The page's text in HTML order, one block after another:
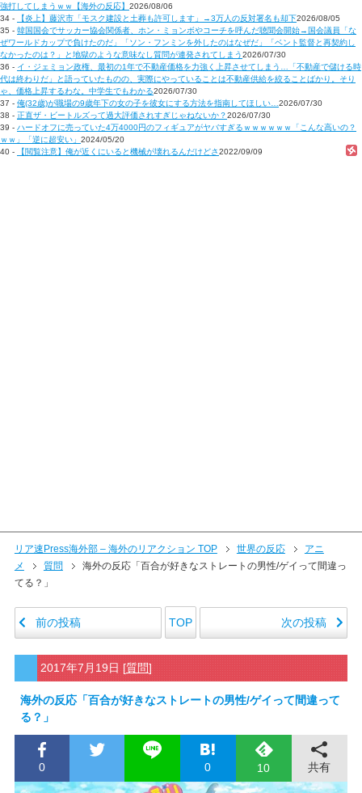
強打してしまうｗｗ【海外の反応】 2026/08/06
34 -
【炎上】藤沢市「モスク建設と土葬も許可します」→3万人の反対署名も却下2026/08/05
35 - 韓国国会でサッカー協会関係者、ホン・ミョンボやコーチを呼んだ聴聞会開始→国会議員「な
ぜワールドカップで負けたのだ」「ソン・フンミンを外したのはなぜだ」「ベント監督と再契約し
なかったのは？」と地獄のような意味なし質問が連発されてしまう2026/07/30
36 - イ・ジェミョン政権、最初の1年で不動産価格を力強く上昇させてしまう…「不動産で儲ける時
代は終わりだ」と語っていたものの、実際にやっていることは不動産供給を絞ることばかり。そり
ゃ、価格上昇するわな。中学生でもわかる2026/07/30
37 - 俺(32歳)が職場の9歳年下の女の子を彼女にする方法を指南してほしい…2026/07/30
38 - 正直ザ・ビートルズって過大評価されすぎじゃねないか？2026/07/30
39 - ハードオフに売っていた4万4000円のフィギュアがヤバすぎるｗｗｗｗｗｗ「こんな高いの？
ｗｗ」「逆に超安い」 2024/05/20
40 -
【閲覧注意】俺が近くにいると機械が壊れるんだけどさ2022/09/09
リア速Press海外部 – 海外のリアクション TOP 世界の反応
アニ
メ
質問
海外の反応「百合が好きなストレートの男性/ゲイって間違っ
てる？」
前の投稿 TOP 次の投稿
2017年7月19日 [質問]
海外の反応「百合が好きなストレートの男性/ゲイって間違って
る？」
0 0 10 共有